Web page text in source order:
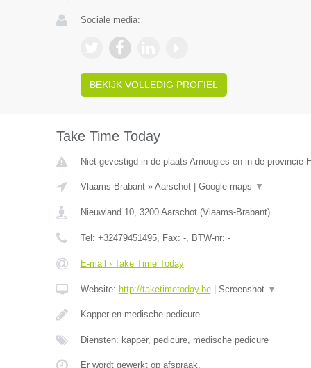
Sociale media:
BEKIJK VOLLEDIG PROFIEL
Take Time Today
Niet gevestigd in de plaats Amougies en in de provincie
Vlaams-Brabant» Aarschot| Google maps ▼
Nieuwland 10, 3200 Aarschot(Vlaams-Brabant)
Tel: +32479451495, Fax: -, BTW-nr: -
E-mail › Take Time Today
Website: http://taketimetoday.be| Screenshot ▼
Kapper en medische pedicure
Diensten: kapper, pedicure, medische pedicure
Er wordt gewerkt op afspraak.